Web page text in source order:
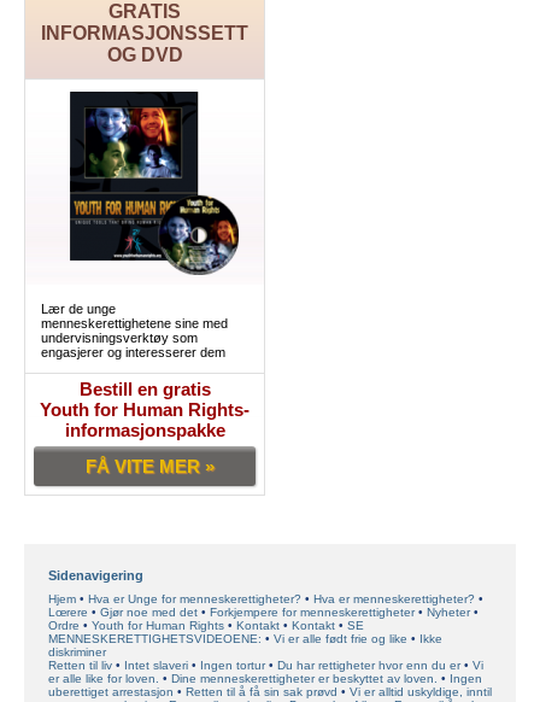
GRATIS
INFORMASJONSSETT
OG DVD
Lær de unge
menneskerettighetene sine med
undervisningsverktøy som
engasjerer og interesserer dem
Bestill en gratis
Youth for Human Rights-
informasjonspakke
FÅ VITE MER »
Sidenavigering
Hjem Hva er Unge for menneskerettigheter?
Hva er menneskerettigheter?
Lœrere
Gjør noe med det Forkjempere for menneskerettigheter
Nyheter
Ordre
Youth for Human Rights Kontakt Kontakt
SE
MENNESKERETTIGHETSVIDEOENE:
Vi er alle født frie og like
Ikke
diskriminer
Retten til liv
Intet slaveri Ingen tortur Du har rettigheter hvor enn du er
Vi
er alle like for loven.
Dine menneskerettigheter er beskyttet av loven.
Ingen
uberettiget arrestasjon
Retten til å få sin sak prøvd
Vi er alltid uskyldige, inntil